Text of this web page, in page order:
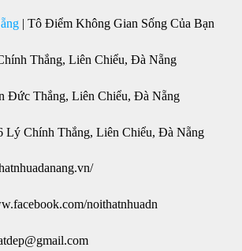
| Tô Điểm Không Gian Sống Của Bạn
Thắng, Liên Chiểu, Đà Nẵng
Đức Thắng, Liên Chiểu, Đà Nẵng
Lý Chính Thắng, Liên Chiểu, Đà Nẵng
noithatnhuadn